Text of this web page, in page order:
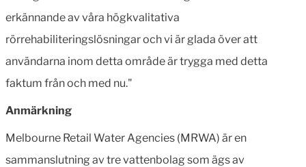
erkännande av våra högkvalitativa
rörrehabiliteringslösningar och vi är glada över att
användarna inom detta område är trygga med detta
faktum från och med nu."
Anmärkning
Melbourne Retail Water Agencies (MRWA) är en
sammanslutning av tre vattenbolag som ägs av